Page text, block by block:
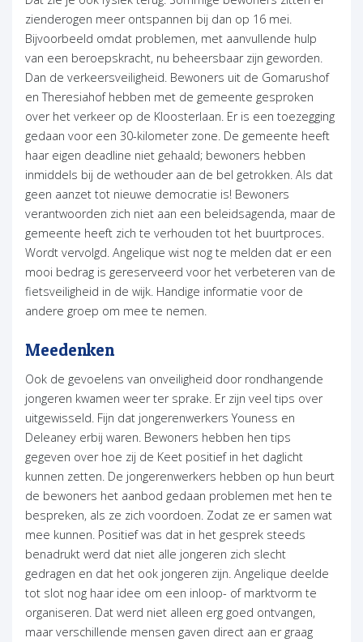
zienderogen meer ontspannen bij dan op 16 mei.
Bijvoorbeeld omdat problemen, met aanvullende hulp
van een beroepskracht, nu beheersbaar zijn geworden.
Dan de verkeersveiligheid. Bewoners uit de Gomarushof
en Theresiahof hebben met de gemeente gesproken
over het verkeer op de Kloosterlaan. Er is een toezegging
gedaan voor een 30-kilometer zone. De gemeente heeft
haar eigen deadline niet gehaald; bewoners hebben
inmiddels bij de wethouder aan de bel getrokken. Als dat
geen aanzet tot nieuwe democratie is! Bewoners
verantwoorden zich niet aan een beleidsagenda, maar de
gemeente heeft zich te verhouden tot het buurtproces.
Wordt vervolgd. Angelique wist nog te melden dat er een
mooi bedrag is gereserveerd voor het verbeteren van de
fietsveiligheid in de wijk. Handige informatie voor de
andere groep om mee te nemen.
Meedenken
Ook de gevoelens van onveiligheid door rondhangende
jongeren kwamen weer ter sprake. Er zijn veel tips over
uitgewisseld. Fijn dat jongerenwerkers Youness en
Deleaney erbij waren. Bewoners hebben hen tips
gegeven over hoe zij de Keet positief in het daglicht
kunnen zetten. De jongerenwerkers hebben op hun beurt
de bewoners het aanbod gedaan problemen met hen te
bespreken, als ze zich voordoen. Zodat ze er samen wat
mee kunnen. Positief was dat in het gesprek steeds
benadrukt werd dat niet alle jongeren zich slecht
gedragen en dat het ook jongeren zijn. Angelique deelde
tot slot nog haar idee om een inloop- of marktvorm te
organiseren. Dat werd niet alleen erg goed ontvangen,
maar verschillende mensen gaven direct aan er graag